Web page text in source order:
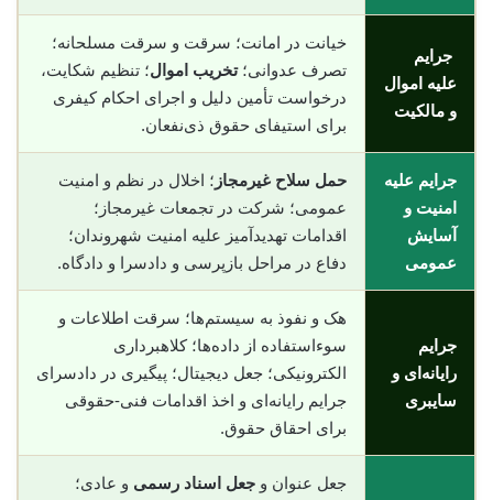
جرایم
علیه اموال
و مالکیت
خیانت در امانت؛ سرقت و سرقت مسلحانه؛
تصرف عدوانی؛تخریب اموال؛ تنظیم شکایت،
درخواست تأمین دلیل و اجرای احکام کیفری
برای استیفای حقوق ذی‌نفعان.
جرایم علیه
امنیت و
آسایش
عمومی
حمل سلاح غیرمجاز ؛ اخلال در نظم و امنیت
عمومی؛ شرکت در تجمعات غیرمجاز؛
اقدامات تهدیدآمیز علیه امنیت شهروندان؛
دفاع در مراحل بازپرسی و دادسرا و دادگاه.
جرایم
رایانه‌ای و
سایبری
هک و نفوذ به سیستم‌ها؛ سرقت اطلاعات و
سوء‌استفاده از داده‌ها؛ کلاهبرداری
الکترونیکی؛ جعل دیجیتال؛ پیگیری در دادسرای
جرایم رایانه‌ای و اخذ اقدامات فنی-حقوقی
برای احقاق حقوق.
جعل عنوان و جعل اسناد رسمی و عادی؛